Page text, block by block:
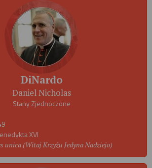
DiNardo
Daniel Nicholas
Stany Zjednoczone
XVI
unica (Witaj Krzyżu Jedyna Nadziejo)